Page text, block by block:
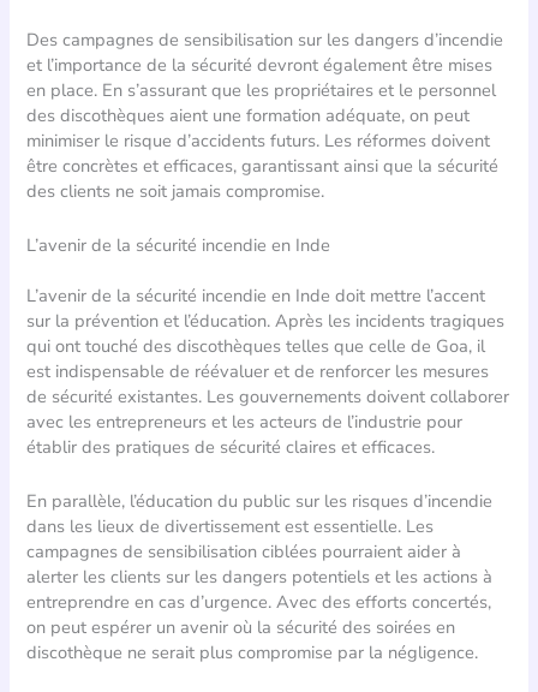
Des campagnes de sensibilisation sur les dangers d’incendie
et l’importance de la sécurité devront également être mises
en place. En s’assurant que les propriétaires et le personnel
des discothèques aient une formation adéquate, on peut
minimiser le risque d’accidents futurs. Les réformes doivent
être concrètes et efficaces, garantissant ainsi que la sécurité
des clients ne soit jamais compromise.
L’avenir de la sécurité incendie en Inde
L’avenir de la sécurité incendie en Inde doit mettre l’accent
sur la prévention et l’éducation. Après les incidents tragiques
qui ont touché des discothèques telles que celle de Goa, il
est indispensable de réévaluer et de renforcer les mesures
de sécurité existantes. Les gouvernements doivent collaborer
avec les entrepreneurs et les acteurs de l’industrie pour
établir des pratiques de sécurité claires et efficaces.
En parallèle, l’éducation du public sur les risques d’incendie
dans les lieux de divertissement est essentielle. Les
campagnes de sensibilisation ciblées pourraient aider à
alerter les clients sur les dangers potentiels et les actions à
entreprendre en cas d’urgence. Avec des efforts concertés,
on peut espérer un avenir où la sécurité des soirées en
discothèque ne serait plus compromise par la négligence.